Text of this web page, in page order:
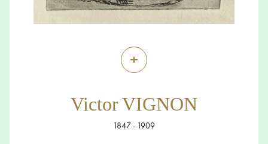
+
Victor VIGNON
1847 - 1909